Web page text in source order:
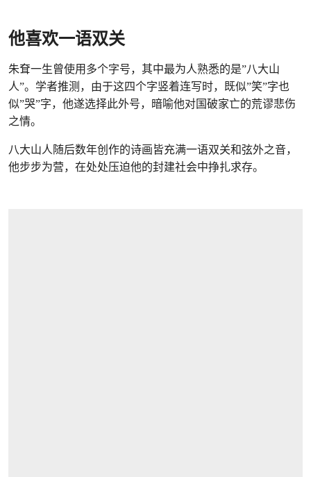
他喜欢一语双关
朱耷一生曾使用多个字号，其中最为人熟悉的是”八大山
人”。学者推测，由于这四个字竖着连写时，既似”笑”字也
似”哭”字，他遂选择此外号，暗喻他对国破家亡的荒谬悲伤
之情。
八大山人随后数年创作的诗画皆充满一语双关和弦外之音，
他步步为营，在处处压迫他的封建社会中挣扎求存。